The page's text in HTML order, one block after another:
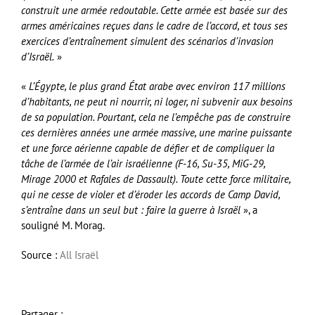
construit une armée redoutable. Cette armée est basée sur des
armes américaines reçues dans le cadre de l’accord, et tous ses
exercices d’entraînement simulent des scénarios d’invasion
d’Israël. »
« L’Égypte, le plus grand État arabe avec environ 117 millions
d’habitants, ne peut ni nourrir, ni loger, ni subvenir aux besoins
de sa population. Pourtant, cela ne l’empêche pas de construire
ces dernières années une armée massive, une marine puissante
et une force aérienne capable de défier et de compliquer la
tâche de l’armée de l’air israélienne (F-16, Su-35, MiG-29,
Mirage 2000 et Rafales de Dassault). Toute cette force militaire,
qui ne cesse de violer et d’éroder les accords de Camp David,
s’entraîne dans un seul but : faire la guerre à Israël », a
souligné M. Morag.
Source : All Israël